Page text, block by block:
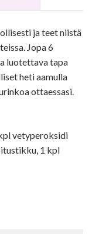
ja teet niistä
Jopa 6
luotettava tapa
heti aamulla
ottaessasi.
vetyperoksidi
1 kpl